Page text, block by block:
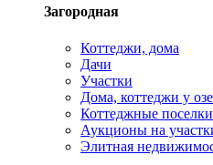
Загородная
Коттеджи, дома
Дачи
Участки
Дома, коттеджи у
Коттеджные поселки
Аукционы на
Элитная